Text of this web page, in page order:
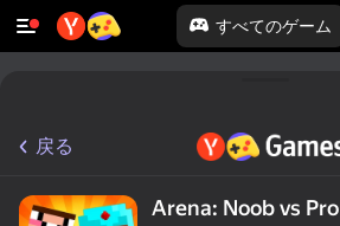
すべてのゲーム
戻る
Arena: Noob vs Pro